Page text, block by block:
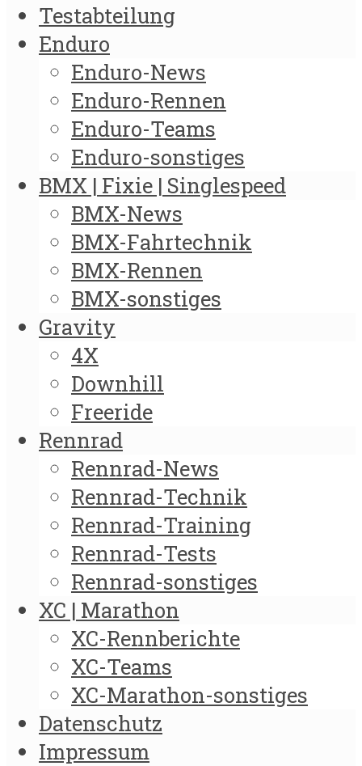
Testabteilung
Enduro
Enduro-News
Enduro-Rennen
Enduro-Teams
Enduro-sonstiges
BMX | Fixie | Singlespeed
BMX-News
BMX-Fahrtechnik
BMX-Rennen
BMX-sonstiges
Gravity
4X
Downhill
Freeride
Rennrad
Rennrad-News
Rennrad-Technik
Rennrad-Training
Rennrad-Tests
Rennrad-sonstiges
XC | Marathon
XC-Rennberichte
XC-Teams
XC-Marathon-sonstiges
Datenschutz
Impressum